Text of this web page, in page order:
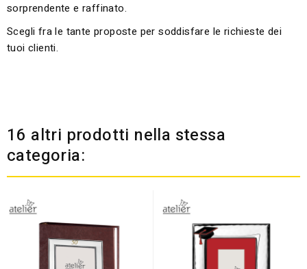
sorprendente e raffinato.
Scegli fra le tante proposte per soddisfare le richieste dei
tuoi clienti.
16 altri prodotti nella stessa
categoria: